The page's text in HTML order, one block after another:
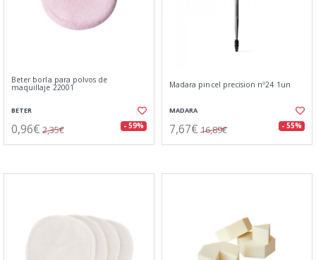
Beter borla para polvos de
maquillaje 22001
BETER
0,96€ 2,35€ - 59%
Madara pincel precision nº24 1un
MADARA
7,67€ 16,89€ - 55%